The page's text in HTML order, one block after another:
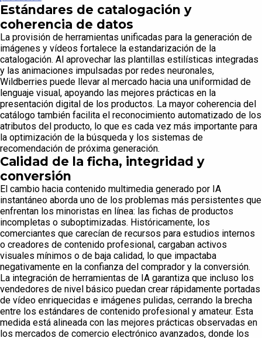
Estándares de catalogación y
coherencia de datos
La provisión de herramientas unificadas para la generación de
imágenes y vídeos fortalece la estandarización de la
catalogación. Al aprovechar las plantillas estilísticas integradas
y las animaciones impulsadas por redes neuronales,
Wildberries puede llevar al mercado hacia una uniformidad de
lenguaje visual, apoyando las mejores prácticas en la
presentación digital de los productos. La mayor coherencia del
catálogo también facilita el reconocimiento automatizado de los
atributos del producto, lo que es cada vez más importante para
la optimización de la búsqueda y los sistemas de
recomendación de próxima generación.
Calidad de la ficha, integridad y
conversión
El cambio hacia contenido multimedia generado por IA
instantáneo aborda uno de los problemas más persistentes que
enfrentan los minoristas en línea: las fichas de productos
incompletas o suboptimizadas. Históricamente, los
comerciantes que carecían de recursos para estudios internos
o creadores de contenido profesional, cargaban activos
visuales mínimos o de baja calidad, lo que impactaba
negativamente en la confianza del comprador y la conversión.
La integración de herramientas de IA garantiza que incluso los
vendedores de nivel básico puedan crear rápidamente portadas
de vídeo enriquecidas e imágenes pulidas, cerrando la brecha
entre los estándares de contenido profesional y amateur. Esta
medida está alineada con las mejores prácticas observadas en
los mercados de comercio electrónico avanzados, donde los